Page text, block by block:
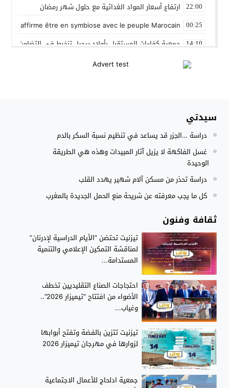
22:00 ارتفاع أسعار المواد الغدائية مع حلول شهر رمضان
00:25
affirme être en symbiose avec le peuple Marocain
14:10 جمعية كفاءات المستقبل بأولاد برحيل تنخرط في التضامن
12:01 المنتخب المغربي داخل القاعة يتأهل الى نصف نهائي كأس
22:08
15:54 مجلس الحكومة يصادق على مشروع مرسوم مدونة التغطية
سيدتي
دراسة …الجزر قد يساعد في تنظيم نسبة السكر بالدم
غسل الفاكهة لا يزيل آثار المبيدات وهذه هي الطريقة
الوحيدة
دراسة تحذر من مسكن آلام شهير يهدد القلب
كل ما يجب معرفته عن شريحة منع الحمل الجديدة بالمغرب
ثقافة وفنون
تيزنيت تحتضن “الأيام الدراسية لإدرنان”
لمناقشة التمكين الإعلامي والتنمية
المستدامة...
احتجاجات الصناع التقليديين تخطف
الأضواء من افتتاح “تيميزار 2026”..
وغياب...
تيزنيت تتزين بالفضة وتفتح أبوابها
لزوارها في مهرجان تيميزار 2026
جمعية ادلحاج للأعمال الاجتماعية